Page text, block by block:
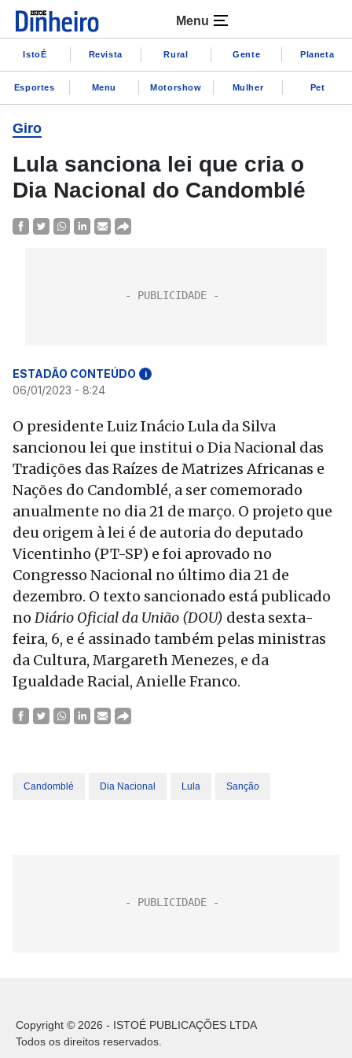
Menu
IstoÉ Revista Rural Gente Planeta
Esportes Menu Motorshow Mulher Pet
Giro
Lula sanciona lei que cria o
Dia Nacional do Candomblé
ESTADÃO CONTEÚDO i
06/01/2023 - 8:24
O presidente Luiz Inácio Lula da Silva
sancionou lei que institui o Dia Nacional das
Tradições das Raízes de Matrizes Africanas e
Nações do Candomblé, a ser comemorado
anualmente no dia 21 de março. O projeto que
deu origem à lei é de autoria do deputado
Vicentinho (PT-SP) e foi aprovado no
Congresso Nacional no último dia 21 de
dezembro. O texto sancionado está publicado
no Diário Oficial da União (DOU) desta sexta-
feira, 6, e é assinado também pelas ministras
da Cultura, Margareth Menezes, e da
Igualdade Racial, Anielle Franco.
Candomblé Dia Nacional Lula Sanção
Copyright © 2026 - ISTOÉ PUBLICAÇÕES LTDA
Todos os direitos reservados.